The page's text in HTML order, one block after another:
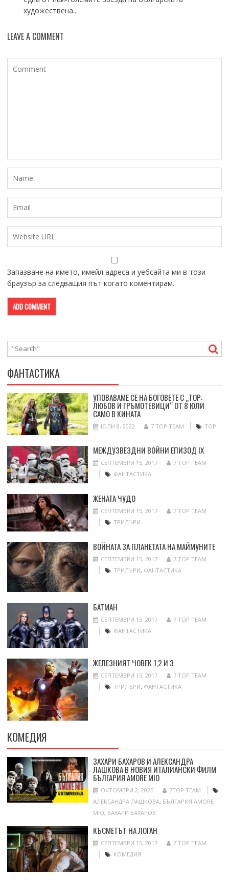
художествена...
LEAVE A COMMENT
Запазване на името, имейл адреса и уебсайта ми в този
браузър за следващия път когато коментирам.
ФАНТАСТИКА
УПОВАВАМЕ СЕ НА БОГОВЕТЕ С „ТОР:
ЛЮБОВ И ГРЪМОТЕВИЦИ“ ОТ 8 ЮЛИ
САМО В КИНАТА
ЮЛИ 8, 2022 7 TOP TEAM ТОР
МЕЖДУЗВЕЗДНИ ВОЙНИ ЕПИЗОД IX
СЕПТЕМВРИ 15, 2017
7 TOP TEAM
ФАНТАСТИКА
ЖЕНАТА ЧУДО
СЕПТЕМВРИ 15, 2017
7 TOP TEAM
ТРИЛЪРИ
ВОЙНАТА ЗА ПЛАНЕТАТА НА МАЙМУНИТЕ
СЕПТЕМВРИ 15, 2017
7 TOP TEAM
ТРИЛЪРИ, ФАНТАСТИКА
БАТМАН
СЕПТЕМВРИ 15, 2017
7 TOP TEAM
ФАНТАСТИКА
ЖЕЛЕЗНИЯТ ЧОВЕК 1,2 И 3
СЕПТЕМВРИ 15, 2017
7 TOP TEAM
ТРИЛЪРИ, ФАНТАСТИКА
КОМЕДИЯ
ЗАХАРИ БАХАРОВ И АЛЕКСАНДРА
ЛАШКОВА В НОВИЯ ИТАЛИАНСКИ ФИЛМ
БЪЛГАРИЯ AMORE MIO
ОКТОМВРИ 2, 2025
7TOP TEAM
АЛЕКСАНДРА ЛАШКОВА, БЪЛГАРИЯ AMORE
MIO, ЗАХАРИ БАХАРОВ
КЪСМЕТЪТ НА ЛОГАН
СЕПТЕМВРИ 15, 2017
7 TOP TEAM
КОМЕДИЯ